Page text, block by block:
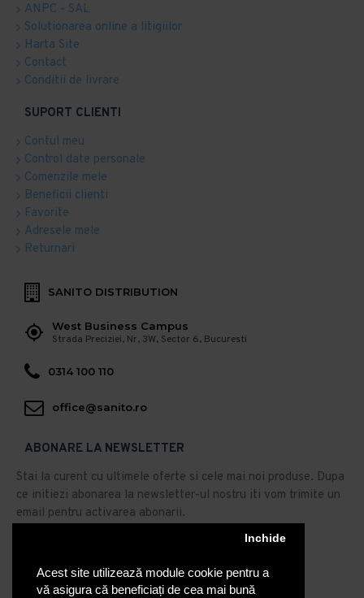
Acest site utilizează module cookie pentru a
vă asigura că beneficiați de cea mai bună
Inchide
ANPC - SAL
Solutionarea online a litigiilor
Harta Site
Contact
Conditii de livrare
SUPORT CLIENTI
Contul meu
Control date personale
Comenzile mele
Beneficii clienti
Favorite
Adresele mele
Returnari
SANITO DISTRIBUTION
West Business Campus
Strada Preciziei, Nr, 3W, Sector 6, Bucuresti
0314 100 110
office@sanito.ro
ABONARE LA NEWSLETTER
Stai la curent cu ultimele oferte si cele mai noi produse. Dupa
ce initiezi abonarea la newsletter-ul nostru iti vom trimite un
email pentru activarea abonarii.
Abonare
Am citit şi sunt de acord cu Politica de Confidentialitate